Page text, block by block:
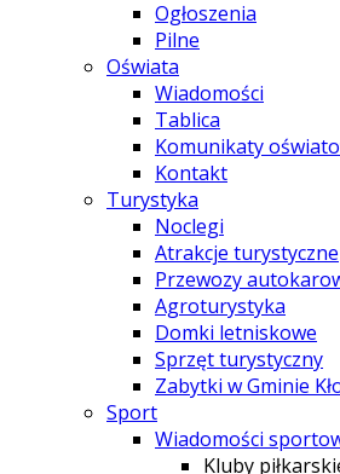
Ogłoszenia
Pilne
Oświata
Wiadomości
Tablica
Komunikaty
Kontakt
Turystyka
Noclegi
Atrakcje turystyczne
Przewozy
Agroturystyka
Domki letniskowe
Sprzęt turystyczny
Zabytki w Gminie
Sport
Wiadomości
Kluby